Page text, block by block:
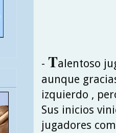
- Talentoso
aunque
izquierdo ,
Sus inicios
jugadores